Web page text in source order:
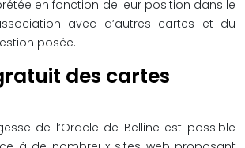
en fonction de leur position dans le
avec d’autres cartes et du
posée.
des cartes
de l’Oracle de Belline est possible